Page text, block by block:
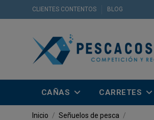
CLIENTES CONTENTOS BLOG
CAÑAS CARRETES
Inicio Señuelos de pesca